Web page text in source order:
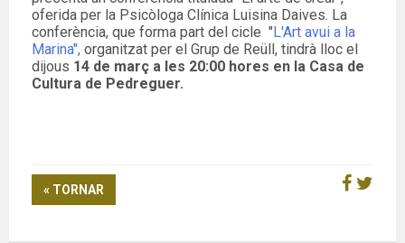
oferida per la Psicòloga Clínica Luisina Daives. La
conferència, que forma part del cicle "L'Art avui a la
Marina", organitzat per el Grup de Reüll, tindrà lloc el
dijous 14 de març a les 20:00 hores en la Casa de
Cultura de Pedreguer.
« TORNAR